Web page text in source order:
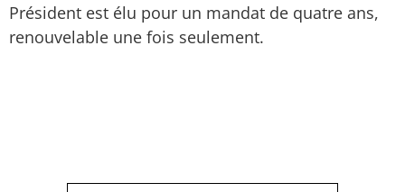
Président est élu pour un mandat de quatre ans,
renouvelable une fois seulement.